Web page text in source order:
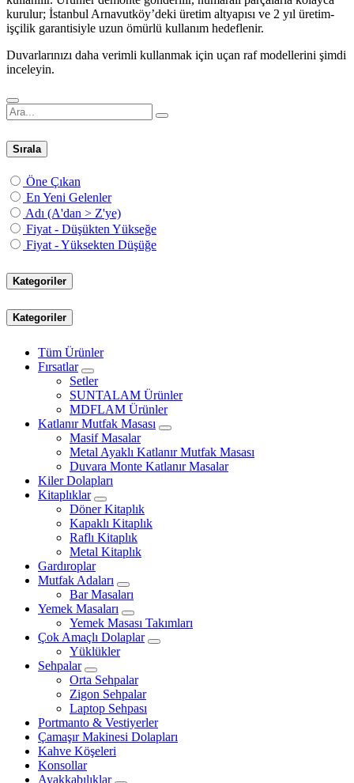
kurulur; İstanbul Arnavutköy’deki üretim altyapısı ve 2 yıl üretim-
işçilik garantisiyle uzun ömürlü kullanım hedeflenir.
Duvarlarınızı daha verimli kullanmak için uçan raf modellerini şimdi
inceleyin.
Sırala
Öne Çıkan
En Yeni Gelenler
Adı (A'dan > Z'ye)
Fiyat - Düşükten Yükseğe
Fiyat - Yüksekten Düşüğe
Kategoriler
Kategoriler
Tüm Ürünler
Fırsatlar
Setler
SUNTALAM Ürünler
MDFLAM Ürünler
Katlanır Mutfak Masası
Masif Masalar
Metal Ayaklı Katlanır Mutfak Masası
Duvara Monte Katlanır Masalar
Kiler Dolapları
Kitaplıklar
Döner Kitaplık
Kapaklı Kitaplık
Raflı Kitaplık
Metal Kitaplık
Gardıroplar
Mutfak Adaları
Bar Masaları
Yemek Masaları
Yemek Masası Takımları
Çok Amaçlı Dolaplar
Yüklükler
Sehpalar
Orta Sehpalar
Zigon Sehpalar
Laptop Sehpası
Portmanto & Vestiyerler
Çamaşır Makinesi Dolapları
Kahve Köşeleri
Konsollar
Ayakkabılıklar